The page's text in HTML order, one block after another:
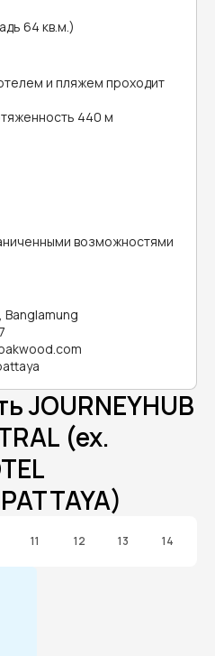
64 кв.м.)
и пляжем проходит
440 м
возможностями
Banglamung
JOURNEYHUB
(ex.
11 12 13 14